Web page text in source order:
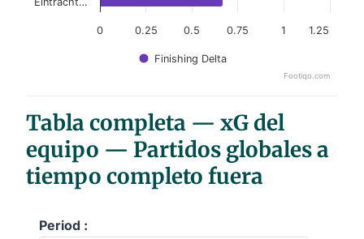
Finishing Delta
0 0.25 0.5 0.75 1 1.25
Footiqo.com
Tabla completa — xG del
equipo — Partidos globales a
tiempo completo fuera
Period :